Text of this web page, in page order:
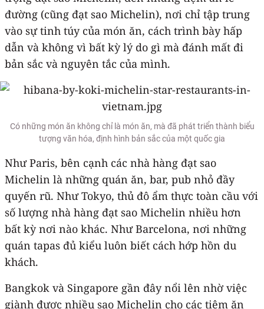
đường (cũng đạt sao Michelin), nơi chỉ tập trung
vào sự tinh túy của món ăn, cách trình bày hấp
dẫn và không vì bất kỳ lý do gì mà đánh mất đi
bản sắc và nguyên tắc của mình.
Có những món ăn không chỉ là món ăn, mà đã phát triển thành biểu
tượng văn hóa, định hình bản sắc của một quốc gia
Như Paris, bên cạnh các nhà hàng đạt sao
Michelin là những quán ăn, bar, pub nhỏ đầy
quyến rũ. Như Tokyo, thủ đô ẩm thực toàn cầu với
số lượng nhà hàng đạt sao Michelin nhiều hơn
bất kỳ nơi nào khác. Như Barcelona, nơi những
quán tapas đủ kiểu luôn biết cách hớp hồn du
khách.
Bangkok và Singapore gần đây nổi lên nhờ việc
giành được nhiều sao Michelin cho các tiệm ăn